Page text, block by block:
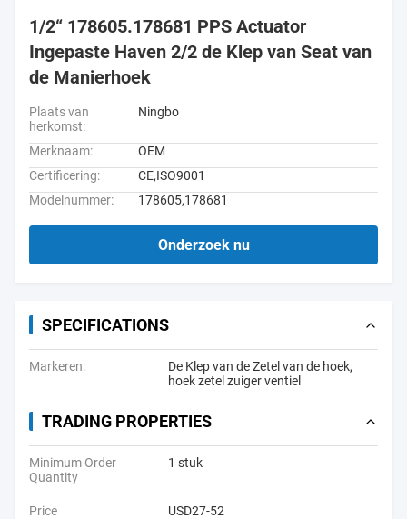
1/2“ 178605.178681 PPS Actuator
Ingepaste Haven 2/2 de Klep van Seat van
de Manierhoek
Plaats van
herkomst:
Ningbo
Merknaam:
OEM
Certificering:
CE,ISO9001
Modelnummer:
178605,178681
Onderzoek nu
SPECIFICATIONS
Markeren: De Klep van de Zetel van de hoek,
hoek zetel zuiger ventiel
TRADING PROPERTIES
Minimum Order
Quantity
1 stuk
Price USD27-52